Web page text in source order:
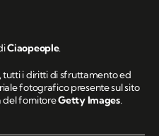
Ciaopeople.
tutti i diritti di sfruttamento ed
fotografico presente sul sito
del fornitoreGetty Images.